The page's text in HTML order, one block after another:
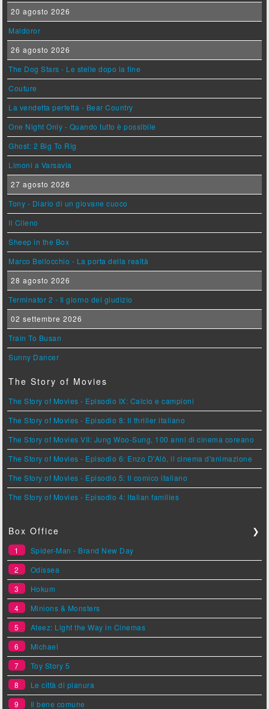
20 agosto 2026
Maldoror
26 agosto 2026
The Dog Stars - Le stelle dopo la fine
Couture
La vendetta perfetta - Bear Country
One Night Only - Quando tutto è possibile
Ghost: 2 Big To Rig
Limoni a Varsavia
27 agosto 2026
Tony - Diario di un giovane cuoco
Il Cileno
Sheep in the Box
Marco Bellocchio - La porta della realtà
28 agosto 2026
Terminator 2 - Il giorno del giudizio
02 settembre 2026
Train To Busan
Sunny Dancer
The Story of Movies
The Story of Movies - Episodio IX: Calcio e campioni
The Story of Movies - Episodio 8: Il thriller italiano
The Story of Movies VII: Jung Woo-Sung, 100 anni di cinema coreano
The Story of Movies - Episodio 6: Enzo D'Alò, il cinema d'animazione
The Story of Movies - Episodio 5: Il comico italiano
The Story of Movies - Episodio 4: Italian families
Box Office ❯
1
Spider-Man - Brand New Day
2
Odissea
3
Hokum
4
Minions & Monsters
5
Ateez: Light the Way in Cinemas
6
Michael
7
Toy Story 5
8
Le città di pianura
9
Il bene comune